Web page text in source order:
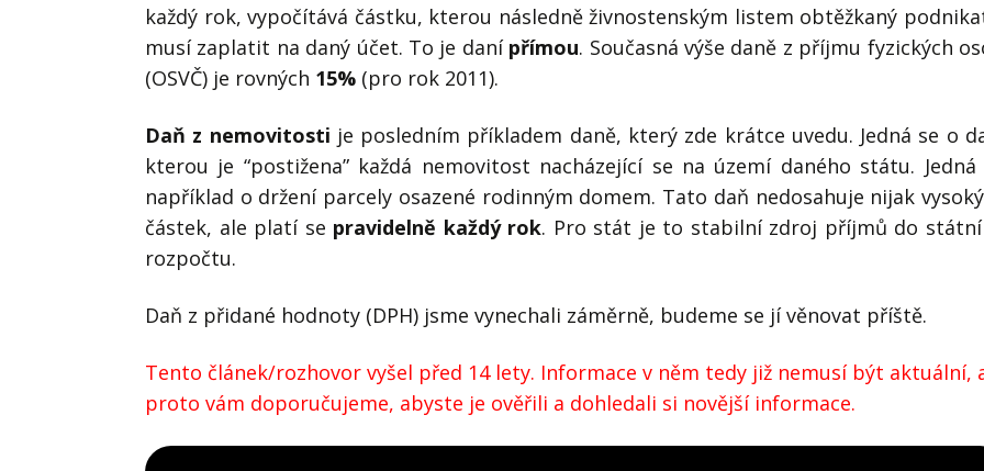
každý rok, vypočítává částku, kterou následně živnostenským listem obtěžkaný
musí zaplatit na daný účet. To je daní přímou. Současná výše daně z příjmu fyzických
(OSVČ) je rovných 15% (pro rok 2011).
Daň z nemovitosti je posledním příkladem daně, který zde krátce uvedu. Jedná se o
kterou je “postižena” každá nemovitost nacházející se na území daného státu. Jedná
například o držení parcely osazené rodinným domem. Tato daň nedosahuje nijak
částek, ale platí se pravidelně každý rok. Pro stát je to stabilní zdroj příjmů do
rozpočtu.
Daň z přidané hodnoty (DPH) jsme vynechali záměrně, budeme se jí věnovat příště.
Tento článek/rozhovor vyšel před 14 lety. Informace v něm tedy již nemusí být aktuální,
proto vám doporučujeme, abyste je ověřili a dohledali si novější informace.